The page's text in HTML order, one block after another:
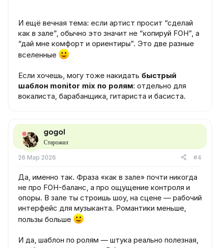
И ещё вечная тема: если артист просит “сделай
как в зале”, обычно это значит не “копируй FOH”, а
“дай мне комфорт и ориентиры”. Это две разные
вселенные
Если хочешь, могу тоже накидать быстрый
шаблон monitor mix по ролям: отдельно для
вокалиста, барабанщика, гитариста и басиста.
gogol
Старожил
26 Мар 2026 #4
Да, именно так. Фраза «как в зале» почти никогда
не про FOH-баланс, а про ощущение контроля и
опоры. В зале ты строишь шоу, на сцене — рабочий
интерфейс для музыканта. Романтики меньше,
пользы больше
И да, шаблон по ролям — штука реально полезная,